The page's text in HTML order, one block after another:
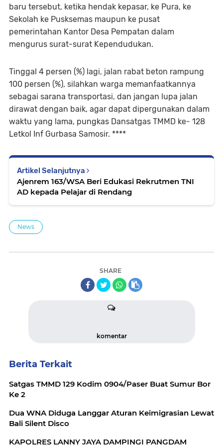
baru tersebut, ketika hendak kepasar, ke Pura, ke
Sekolah ke Pusksemas maupun ke pusat
pemerintahan Kantor Desa Pempatan dalam
mengurus surat-surat Kependudukan.
Tinggal 4 persen (%) lagi, jalan rabat beton rampung
100 persen (%), silahkan warga memanfaatkannya
sebagai sarana transportasi, dan jangan lupa jalan
dirawat dengan baik, agar dapat dipergunakan dalam
waktu yang lama, pungkas Dansatgas TMMD ke- 128
Letkol Inf Gurbasa Samosir. ****
Artikel Selanjutnya
Ajenrem 163/WSA Beri Edukasi Rekrutmen TNI
AD kepada Pelajar di Rendang
News
SHARE
komentar
Berita Terkait
Satgas TMMD 129 Kodim 0904/Paser Buat Sumur Bor
Ke 2
Dua WNA Diduga Langgar Aturan Keimigrasian Lewat
Bali Silent Disco
KAPOLRES LANNY JAYA DAMPINGI PANGDAM